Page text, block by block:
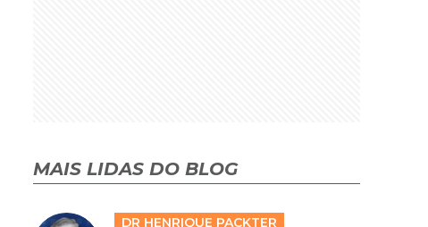
MAIS LIDAS DO BLOG
DR HENRIQUE PACKTER